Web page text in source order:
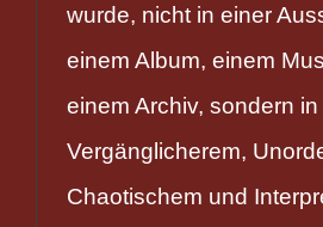
wurde, nicht in einer
einem Album, einem
einem Archiv, sondern
Vergänglicherem,
Chaotischem und